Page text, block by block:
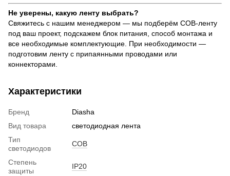
Не уверены, какую ленту выбрать?
Свяжитесь с нашим менеджером — мы подберём COB-ленту
под ваш проект, подскажем блок питания, способ монтажа и
все необходимые комплектующие. При необходимости —
подготовим ленту с припаянными проводами или
коннекторами.
Характеристики
Бренд
Diasha
Вид товара
светодиодная лента
Тип
светодиодов
COB
Степень
защиты
IP20